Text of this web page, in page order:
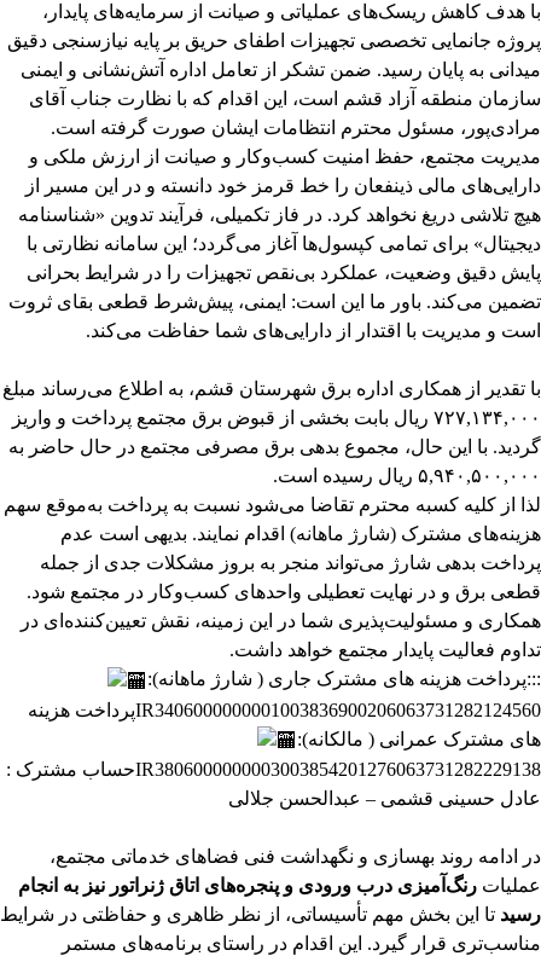
با هدف کاهش ریسک‌های عملیاتی و صیانت از سرمایه‌های پایدار،
پروژه جانمایی تخصصی تجهیزات اطفای حریق بر پایه نیازسنجی دقیق
میدانی به پایان رسید. ضمن تشکر از تعامل اداره آتش‌نشانی و ایمنی
سازمان منطقه آزاد قشم است، این اقدام که با نظارت جناب آقای
مرادی‌پور، مسئول محترم انتظامات ایشان صورت گرفته است.
مدیریت مجتمع، حفظ امنیت کسب‌وکار و صیانت از ارزش ملکی و
دارایی‌های مالی ذینفعان را خط قرمز خود دانسته و در این مسیر از
هیچ تلاشی دریغ نخواهد کرد. در فاز تکمیلی، فرآیند تدوین «شناسنامه
دیجیتال» برای تمامی کپسول‌ها آغاز می‌گردد؛ این سامانه نظارتی با
پایش دقیق وضعیت، عملکرد بی‌نقص تجهیزات را در شرایط بحرانی
تضمین می‌کند. باور ما این است: ایمنی، پیش‌شرط قطعی بقای ثروت
است و مدیریت با اقتدار از دارایی‌های شما حفاظت می‌کند.
با تقدیر از همکاری اداره برق شهرستان قشم، به اطلاع می‌رساند مبلغ
۷۲۷,۱۳۴,۰۰۰ ریال بابت بخشی از قبوض برق مجتمع پرداخت و واریز
گردید. با این حال، مجموع بدهی برق مصرفی مجتمع در حال حاضر به
۵,۹۴۰,۵۰۰,۰۰۰ ریال رسیده است.
لذا از کلیه کسبه محترم تقاضا می‌شود نسبت به پرداخت به‌موقع سهم
هزینه‌های مشترک (شارژ ماهانه) اقدام نمایند. بدیهی است عدم
پرداخت بدهی شارژ می‌تواند منجر به بروز مشکلات جدی از جمله
قطعی برق و در نهایت تعطیلی واحدهای کسب‌وکار در مجتمع شود.
همکاری و مسئولیت‌پذیری شما در این زمینه، نقش تعیین‌کننده‌ای در
تداوم فعالیت پایدار مجتمع خواهد داشت.
:::پرداخت هزینه های مشترک جاری ( شارژ ماهانه):
6063731282124560
IR340600000000100383690020پرداخت هزینه
های مشترک عمرانی ( مالکانه):
6063731282229138
IR380600000000300385420127حساب مشترک :
عادل حسینی قشمی – عبدالحسن جلالی
در ادامه روند بهسازی و نگهداشت فنی فضاهای خدماتی مجتمع،
عملیات رنگ‌آمیزی درب ورودی و پنجره‌های اتاق ژنراتور نیز به انجام
رسید تا این بخش مهم تأسیساتی، از نظر ظاهری و حفاظتی در شرایط
مناسب‌تری قرار گیرد. این اقدام در راستای برنامه‌های مستمر